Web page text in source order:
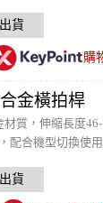
購
金橫拍桿
質，伸縮長度
配合機型切換使用